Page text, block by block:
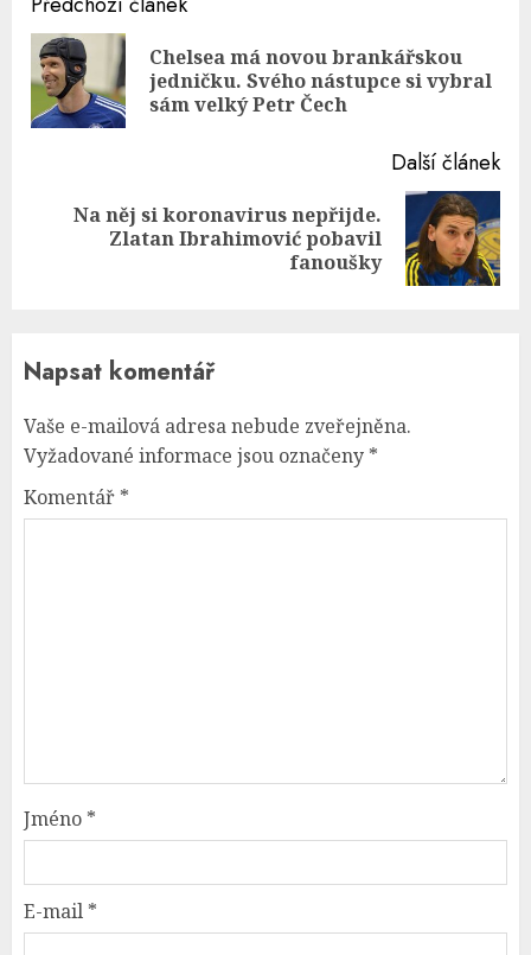
ReadingChelsea má novou brankářskou
jedničku. Svého nástupce si vybral
sám velký Petr Čech
Další článek
Next
Na něj si koronavirus nepřijde.
Zlatan Ibrahimović pobavil
fanoušky
Napsat komentář
Vaše e-mailová adresa nebude zveřejněna.
Vyžadované informace jsou označeny *
Komentář *
Jméno *
E-mail *